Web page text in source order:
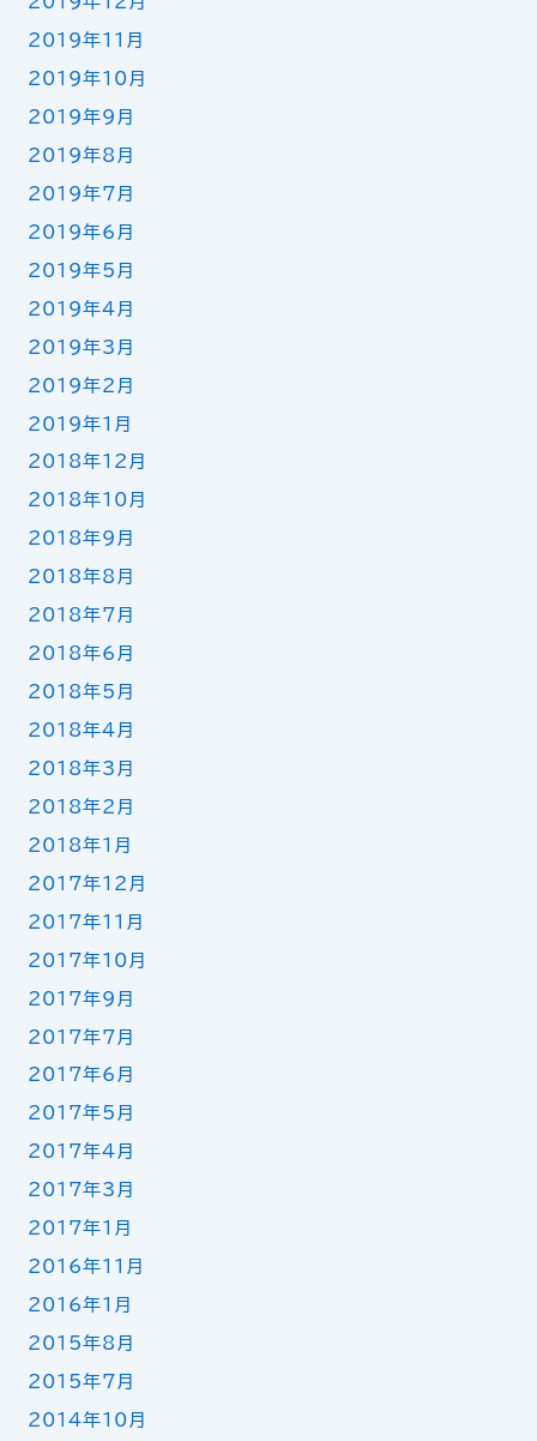
2019年11月
2019年10月
2019年9月
2019年8月
2019年7月
2019年6月
2019年5月
2019年4月
2019年3月
2019年2月
2019年1月
2018年12月
2018年10月
2018年9月
2018年8月
2018年7月
2018年6月
2018年5月
2018年4月
2018年3月
2018年2月
2018年1月
2017年12月
2017年11月
2017年10月
2017年9月
2017年7月
2017年6月
2017年5月
2017年4月
2017年3月
2017年1月
2016年11月
2016年1月
2015年8月
2015年7月
2014年10月